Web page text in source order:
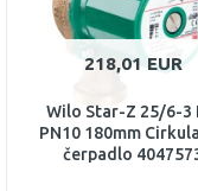
218,01 EUR
Wilo Star-Z 25/6-3
PN10 180mm
čerpadlo